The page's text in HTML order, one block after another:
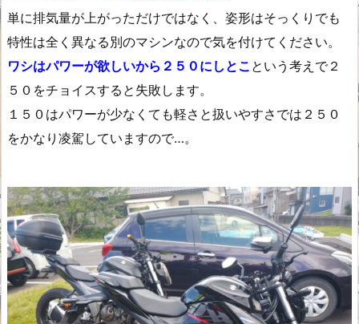
単に排気量が上がっただけではなく、姿形はそっくりでも
特性は全く異なる別のマシンなので気を付けてください。
ワシはパワーが欲しいから２５０にしとこ という考えで２
５０をチョイスすると失敗します。
１５０はパワーが少なくても軽さと扱いやすさでは２５０
をかなり凌駕していますので…。